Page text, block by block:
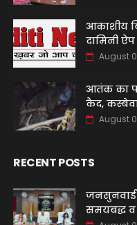
आकाशीय
दामिनी
August
आतंक का
कैद,
August
RECENT POSTS
जनसुनवाई
समयबद्ध व